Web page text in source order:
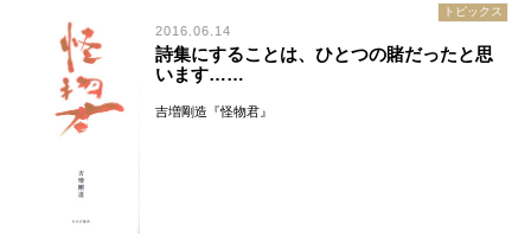
トピックス
2016.06.14
詩集にすることは、ひとつの賭だったと思
います……
吉増剛造『怪物君』